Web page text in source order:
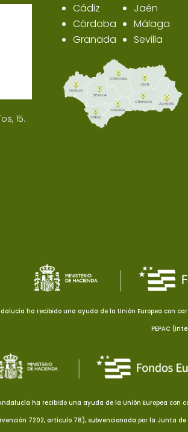
15.
Cádiz
Córdoba
Granada
Jaén
Málaga
Sevilla
ha recibido una ayuda de la Unión Europea con
PEPAC
ha recibido una ayuda de la Unión Europea con
7202, artículo 78), subvencionada por la Junta